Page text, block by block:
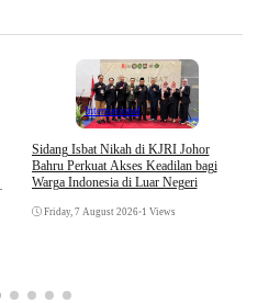
Internasional
Sidang Isbat Nikah di KJRI Johor
Bahru Perkuat Akses Keadilan bagi
Warga Indonesia di Luar Negeri
Friday, 7 August 2026•1 Views